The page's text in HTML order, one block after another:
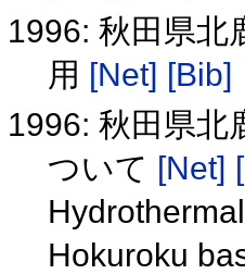
1996: 秋田県北
用 [Net] [Bib]
1996: 秋田県北
ついて [Net]
Hokuroku